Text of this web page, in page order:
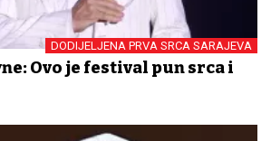
DODIJELJENA PRVA SRCA SARAJEVA
Ovo je festival pun srca i